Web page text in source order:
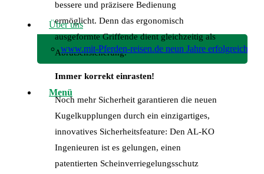
Über uns
www.mit-Pferden-reisen.de neun Jahre erfolgreich!
Menü
bessere und präzisere Bedienung
ermöglicht. Denn das ergonomisch
ausgeformte Griffende dient gleichzeitig als
Abrutschsicherung.
Immer korrekt einrasten!
Noch mehr Sicherheit garantieren die neuen
Kugelkupplungen durch ein einzigartiges,
innovatives Sicherheitsfeature: Den AL-KO
Ingenieuren ist es gelungen, einen
patentierten Scheinverriegelungsschutz